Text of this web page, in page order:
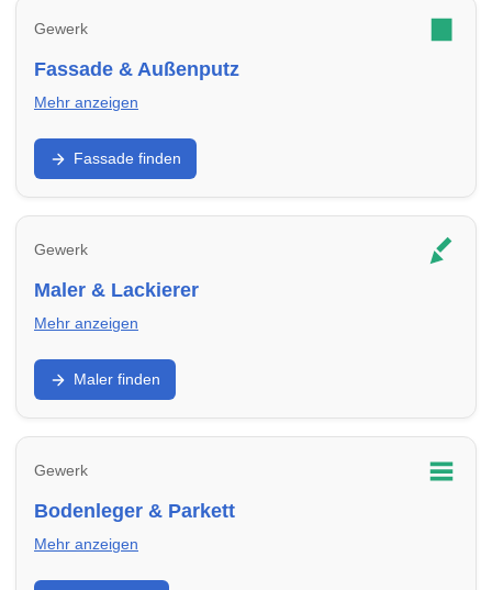
Gewerk
Fassade & Außenputz
Mehr anzeigen
Putz, WDVS, Anstrich und Sanierung: Finde
Fassadenbetriebe in Erftstadt für Schutz, Optik und
Energieeffizienz.
Fassade finden
Gewerk
Maler & Lackierer
Mehr anzeigen
Innenräume, Fassade, Lacke, Tapezieren: Finde
Malerbetriebe in Erftstadt für Renovierung und Sanierung.
Maler finden
Gewerk
Bodenleger & Parkett
Mehr anzeigen
Parkett, Vinyl, Laminat und Untergrund: Finde Bodenleger